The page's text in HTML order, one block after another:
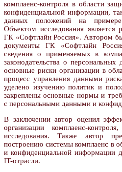
комплаенс-контроля в области
конфиденциальной информации,
данных положений на примере
Объектом исследования является
ГК «Софтлайн Россия». Автором
документы ГК «Софтлайн
сведения о применяемых в
законодательства о
основные риски организации в
процесс управления данными
уделено изучению политик и
закреплены основные нормы и
с персональными данными и
В заключении автор оценил
организации комплаенс-
исследования. Также автор
построению системы комплаенс в
и конфиденциальной информации
IT-отрасли.